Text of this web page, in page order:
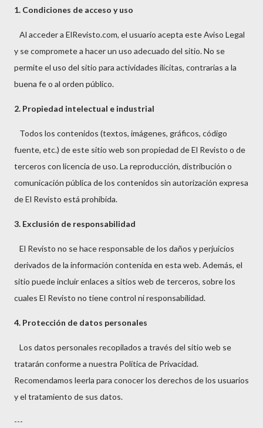
1. Condiciones de acceso y uso
Al acceder a ElRevisto.com, el usuario acepta este Aviso Legal
y se compromete a hacer un uso adecuado del sitio. No se
permite el uso del sitio para actividades ilícitas, contrarias a la
buena fe o al orden público.
2. Propiedad intelectual e industrial
Todos los contenidos (textos, imágenes, gráficos, código
fuente, etc.) de este sitio web son propiedad de El Revisto o de
terceros con licencia de uso. La reproducción, distribución o
comunicación pública de los contenidos sin autorización expresa
de El Revisto está prohibida.
3. Exclusión de responsabilidad
El Revisto no se hace responsable de los daños y perjuicios
derivados de la información contenida en esta web. Además, el
sitio puede incluir enlaces a sitios web de terceros, sobre los
cuales El Revisto no tiene control ni responsabilidad.
4. Protección de datos personales
Los datos personales recopilados a través del sitio web se
tratarán conforme a nuestra Política de Privacidad.
Recomendamos leerla para conocer los derechos de los usuarios
y el tratamiento de sus datos.
---